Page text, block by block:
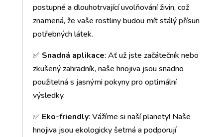
postupné a dlouhotrvající uvolňování živin, což
znamená, že vaše rostliny budou mít stálý přísun
potřebných látek.
✅ Snadná aplikace: Ať už jste začátečník nebo
zkušený zahradník, naše hnojiva jsou snadno
použitelná s jasnými pokyny pro optimální
výsledky.
✅ Eko-friendly: Vážíme si naší planety! Naše
hnojiva jsou ekologicky šetrná a podporují